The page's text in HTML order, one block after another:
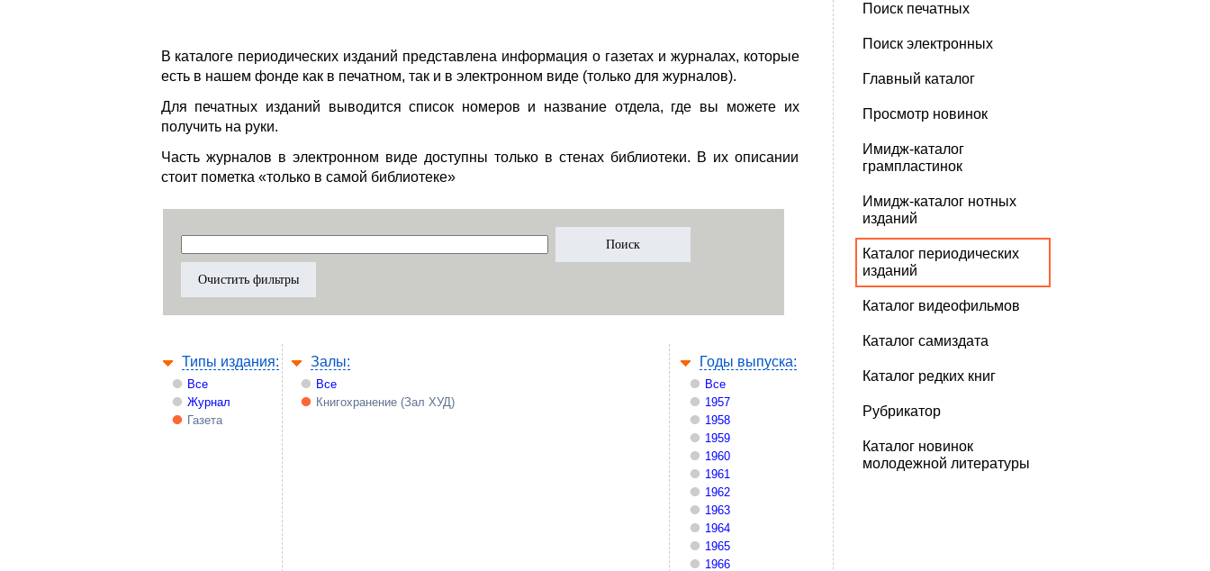
В каталоге периодических изданий представлена информация о газетах и журналах, которые
есть в нашем фонде как в печатном, так и в электронном виде (только для журналов).
Для печатных изданий выводится список номеров и название отдела, где вы можете их
получить на руки.
Часть журналов в электронном виде доступны только в стенах библиотеки. В их описании
стоит пометка «только в самой библиотеке»
Типы издания:
Все
Журнал
Газета
Залы:
Все
Книгохранение (Зал ХУД)
Годы выпуска:
Все
1957
1958
1959
1960
1961
1962
1963
1964
1965
1966
Поиск печатных
Поиск электронных
Главный каталог
Просмотр новинок
Имидж-каталог
грампластинок
Имидж-каталог нотных
изданий
Каталог периодических
изданий
Каталог видеофильмов
Каталог самиздата
Каталог редких книг
Рубрикатор
Каталог новинок
молодежной литературы